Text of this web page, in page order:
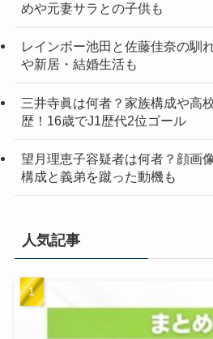
めや元妻サラとの子供も
レインボー池田と佐藤佳奈の馴
や新居・結婚生活も
三井寺眞は何者？家族構成や高
歴！16歳でJ1歴代2位ゴール
望月理恵子容疑者は何者？顔画
構成と義弟を蹴った動機も
人気記事